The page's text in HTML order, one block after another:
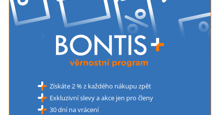
Získáte 2 % z každého nákupu zpět
Exkluzivní slevy a akce jen pro členy
30 dní na vrácení